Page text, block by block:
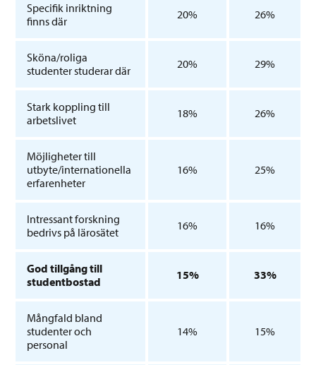
Specifik inriktning
finns där
20% 26%
Sköna/roliga
studenter studerar där
20% 29%
Stark koppling till
arbetslivet
18% 26%
Möjligheter till
utbyte/internationella
erfarenheter
16% 25%
Intressant forskning
bedrivs på lärosätet
16% 16%
God tillgång till
studentbostad
15% 33%
Mångfald bland
studenter och
personal
14% 15%